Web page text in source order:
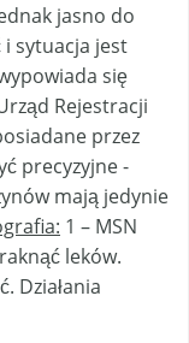
jasno do
sytuacja jest
się
Rejestracji
przez
precyzyjne -
mają jedynie
1 – MSN
leków.
Działania